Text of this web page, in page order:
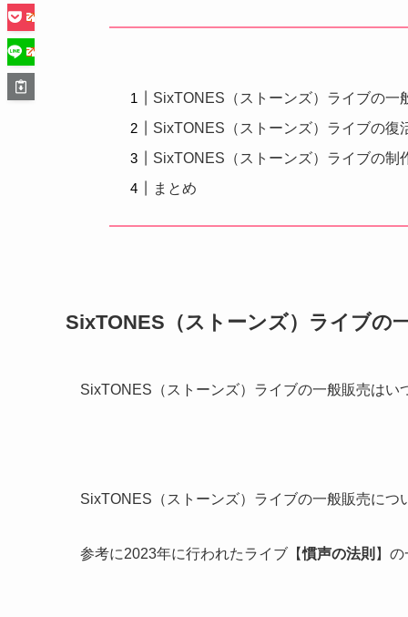
SixTONES（ストーンズ）ライブの一
SixTONES（ストーンズ）ライブの復
SixTONES（ストーンズ）ライブの制
まとめ
SixTONES（ストーンズ）ライブの
SixTONES（ストーンズ）ライブの一般販売はい
SixTONES（ストーンズ）ライブの一般販売に
参考に2023年に行われたライブ 【慣声の法則 】 の